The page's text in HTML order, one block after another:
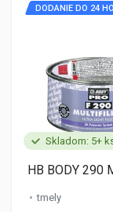
Skladom: 5+
DODANIE DO 24
HB BODY 290
tmely